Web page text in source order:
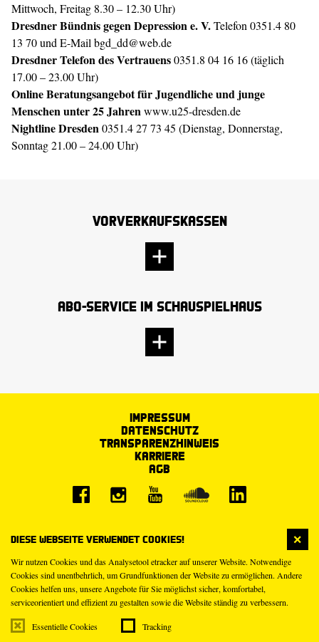
Diese Webseite verwendet Cookies!
Wir nutzen Cookies und das Analysetool etracker auf unserer Website. Notwendige
Cookies sind unentbehrlich, um Grundfunktionen der Website zu ermöglichen. Andere
Cookies helfen uns, unsere Angebote für Sie möglichst sicher, komfortabel,
serviceorientiert und effizient zu gestalten sowie die Website ständig zu verbessern.
Essentielle Cookies Tracking
Mittwoch, Freitag 8.30 – 12.30 Uhr)
Dresdner Bündnis gegen Depression e. V.Telefon 0351.4 80
13 70 und E-Mail bgd_dd@web.de
Dresdner Telefon des Vertrauens0351.8 04 16 16 (täglich
17.00 – 23.00 Uhr)
Online Beratungsangebot für Jugendliche und junge
Menschen unter 25 Jahrenwww.u25-dresden.de
Nightline Dresden0351.4 27 73 45 (Dienstag, Donnerstag,
Sonntag 21.00 – 24.00 Uhr)
Vorverkaufskassen
Abo-Service im Schauspielhaus
Impressum
Datenschutz
Transparenzhinweis
Karriere
AGB